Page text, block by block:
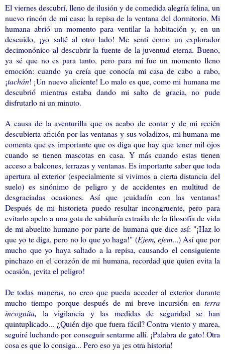
El viernes descubrí, lleno de ilusión y de comedida alegría felina, un
nuevo rincón de mi casa: la repisa de la ventana del dormitorio. Mi
humana abrió un momento para ventilar la habitación y, en un
descuido, ¡yo salté al otro lado! Me sentí como un explorador
decimonónico al descubrir la fuente de la juventud eterna. Bueno,
ya sé que no es para tanto, pero para mí fue un momento lleno
emoción: cuando ya creía que conocía mi casa de cabo a rabo,
¡tachán! ¡Un nuevo aliciente! Lo malo es que, como mi humana me
descubrió mientras estaba dando mi salto de gracia, no pude
disfrutarlo ni un minuto.
A causa de la aventurilla que os acabo de contar y de mi recién
descubierta afición por las ventanas y sus voladizos, mi humana me
comenta que es importante que os diga que hay que tener mil ojos
cuando se tienen mascotas en casa. Y más cuando estas tienen
acceso a balcones, terrazas y ventanas. Es importante saber que toda
apertura al exterior (especialmente si vivimos a cierta distancia del
suelo) es sinónimo de peligro y de accidentes en multitud de
desgraciadas ocasiones. Así que ¡cuidadín con las ventanas!
Después de mi historieta puedo resultar incongruente, pero para
evitarlo apelo a una gota de sabiduría extraída de la filosofía de vida
de mi abuelito humano por parte de humana que dice así: "¡Haz lo
que yo te diga, pero no lo que yo haga!" (Ejem, ejem...) Así que por
mucho que yo haya saltado a la repisa, causando el consiguiente
pinchazo en el corazón de mi humana, recordad que quien evita la
ocasión, ¡evita el peligro!
De todas maneras, no creo que pueda acceder al exterior durante
mucho tiempo porque después de mi breve incursión en terra
incognita, la vigilancia y las medidas de seguridad se han
quintuplicado... ¿Quién dijo que fuera fácil? Contra viento y marea,
seguiré luchando por conseguir sentarme allí. ¡Palabra de gato! Otra
cosa es que lo consiga... Pero eso ya ¡es otra historia!